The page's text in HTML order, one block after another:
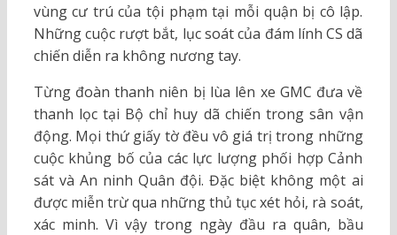
vùng cư trú của tội phạm tại mỗi quận bị cô lập.
Những cuộc rượt bắt, lục soát của đám lính CS dã
chiến diễn ra không nương tay.
Từng đoàn thanh niên bị lùa lên xe GMC đưa về
thanh lọc tại Bộ chỉ huy dã chiến trong sân vận
động. Mọi thứ giấy tờ đều vô giá trị trong những
cuộc khủng bố của các lực lượng phối hợp Cảnh
sát và An ninh Quân đội. Đặc biệt không một ai
được miễn trừ qua những thủ tục xét hỏi, rà soát,
xác minh. Vì vậy trong ngày đầu ra quân, bầu